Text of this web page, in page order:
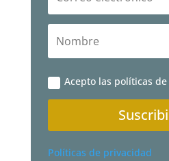
Acepto las políticas
Políticas de privacidad